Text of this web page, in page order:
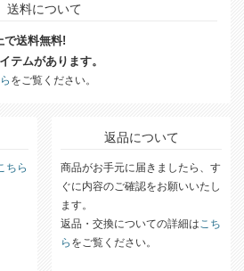
送料について
で送料無料!
テムがあります。
をご覧ください。
ちら
返品について
商品がお手元に届きましたら、す
ぐに内容のご確認をお願いいたし
ます。
返品・交換についての詳細はこち
ら をご覧ください。